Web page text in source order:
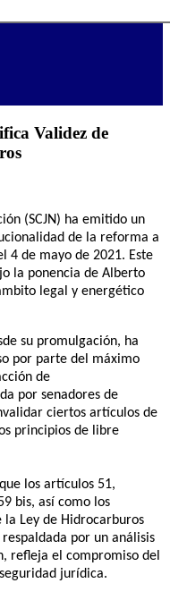
Validez de
(SCJN) ha emitido un
de la reforma a
4 de mayo de 2021. Este
la ponencia de Alberto
legal y energético
su promulgación, ha
por parte del máximo
de
por senadores de
ciertos artículos de
principios de libre
los artículos 51,
bis, así como los
Ley de Hidrocarburos
por un análisis
refleja el compromiso del
jurídica.